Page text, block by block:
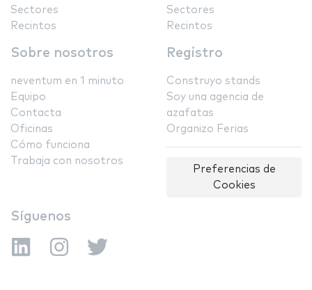
Sectores
Recintos
Sectores
Recintos
Sobre nosotros
neventum en 1 minuto
Equipo
Contacta
Oficinas
Cómo funciona
Trabaja con nosotros
Registro
Construyo stands
Soy una agencia de
azafatas
Organizo Ferias
Preferencias de
Cookies
Síguenos